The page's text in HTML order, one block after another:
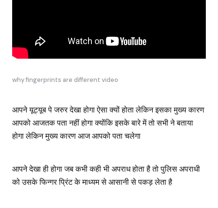
why fingerprints are different video
आपने यूट्यूब पे जरुर देखा होगा ऐसा क्यों होता लेकिन इसका मुख्य कारण
आपको आजतक पता नहीं होगा क्योंकि इसके बारे में तो सभी ने बताया
होगा लेकिन मुख्य कारण आज आपको पता चलेगा
आपने देखा ही होगा जब कभी कही भी अपराध होता है तो पुलिस अपराधी
को उसके फिन्गर प्रिंट के माध्यम से आसानी से पकड़ लेता है